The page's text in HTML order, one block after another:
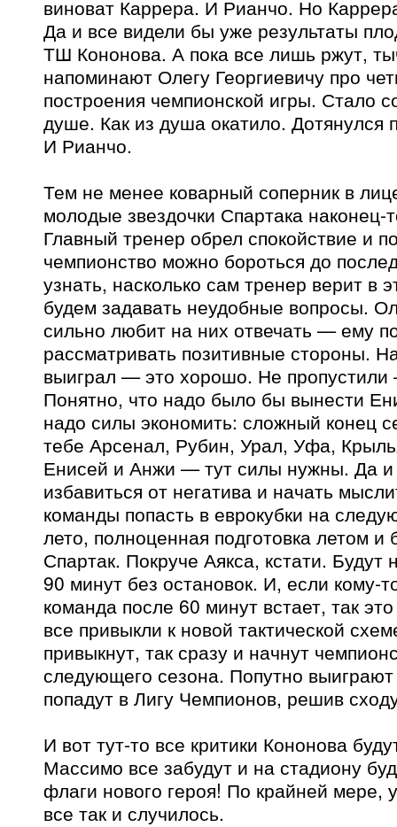
виноват Каррера. И Рианчо. Но
Да и все видели бы уже результаты
ТШ Кононова. А пока все лишь ржут,
напоминают Олегу Георгиевичу про
построения чемпионской игры. Стало
душе. Как из душа окатило. Дотянулся
И Рианчо.
Тем не менее коварный соперник в
молодые звездочки Спартака наконец-
Главный тренер обрел спокойствие и
чемпионство можно бороться до
узнать, насколько сам тренер верит в
будем задавать неудобные вопросы.
сильно любит на них отвечать — ему
рассматривать позитивные стороны.
выиграл — это хорошо. Не
Понятно, что надо было бы вынести
надо силы экономить: сложный конец
тебе Арсенал, Рубин, Урал, Уфа,
Енисей и Анжи — тут силы нужны. Да
избавиться от негатива и начать
команды попасть в еврокубки на
лето, полноценная подготовка летом и
Спартак. Покруче Аякса, кстати. Будут
90 минут без остановок. И, если кому-
команда после 60 минут встает, так
все привыкли к новой тактической
привыкнут, так сразу и начнут
следующего сезона. Попутно
попадут в Лигу Чемпионов, решив
И вот тут-то все критики Кононова
Массимо все забудут и на стадиону
флаги нового героя! По крайней
все так и случилось.